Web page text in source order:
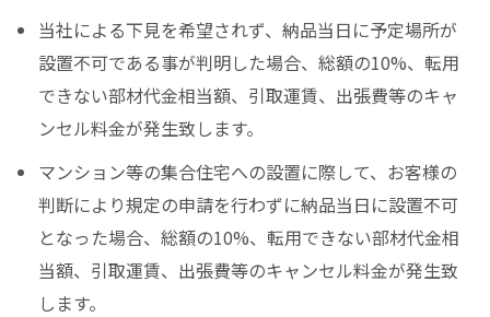
当社による下見を希望されず、納品当日に予定場所が
設置不可である事が判明した場合、総額の10%、転用
できない部材代金相当額、引取運賃、出張費等のキャ
ンセル料金が発生致します。
マンション等の集合住宅への設置に際して、お客様の
判断により規定の申請を行わずに納品当日に設置不可
となった場合、総額の10%、転用できない部材代金相
当額、引取運賃、出張費等のキャンセル料金が発生致
します。